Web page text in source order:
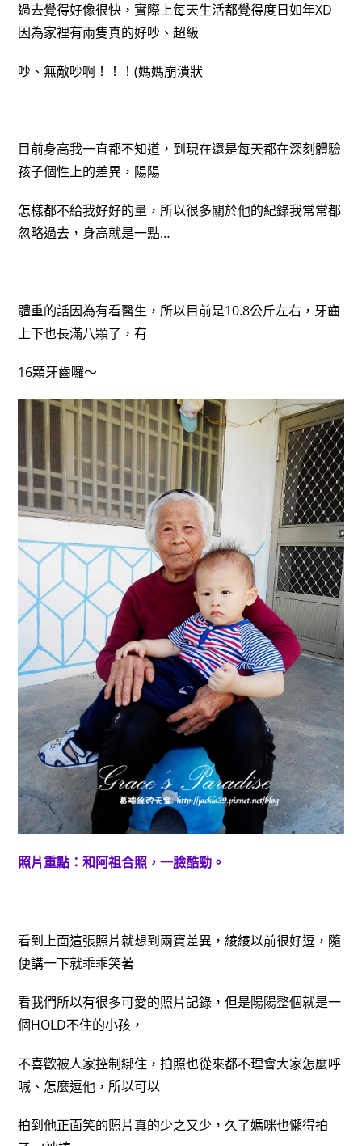
過去覺得好像很快，實際上每天生活都覺得度日如年XD
因為家裡有兩隻真的好吵、超級
吵、無敵吵啊！！！(媽媽崩潰狀
目前身高我一直都不知道，到現在還是每天都在深刻體驗
孩子個性上的差異，陽陽
怎樣都不給我好好的量，所以很多關於他的紀錄我常常都
忽略過去，身高就是一點…
體重的話因為有看醫生，所以目前是10.8公斤左右，牙齒
上下也長滿八顆了，有
16顆牙齒囉～
照片重點：和阿祖合照，一臉酷勁。
看到上面這張照片就想到兩寶差異，綾綾以前很好逗，隨
便講一下就乖乖笑著
看我們所以有很多可愛的照片記錄，但是陽陽整個就是一
個HOLD不住的小孩，
不喜歡被人家控制綁住，拍照也從來都不理會大家怎麼呼
喊、怎麼逗他，所以可以
拍到他正面笑的照片真的少之又少，久了媽咪也懶得拍